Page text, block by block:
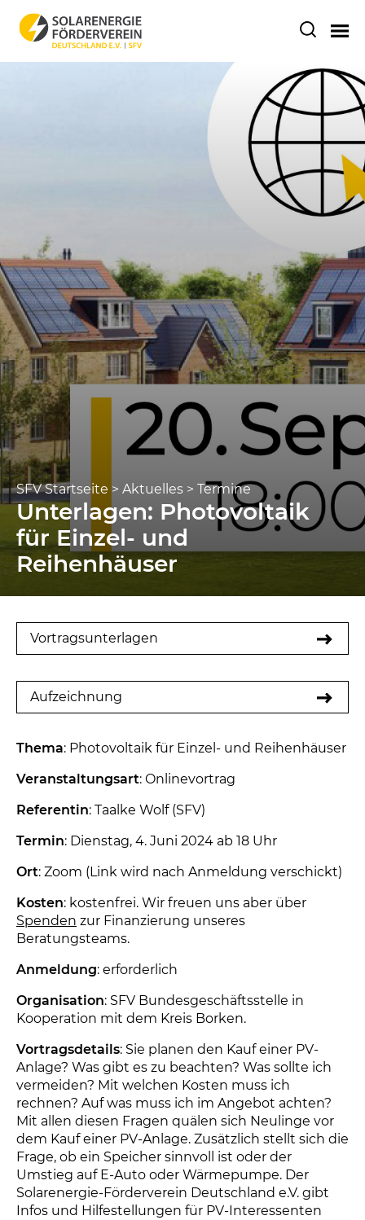
SFV Startseite > Aktuelles > Termine
Unterlagen: Photovoltaik
für Einzel- und
Reihenhäuser
Vortragsunterlagen
Aufzeichnung
Thema: Photovoltaik für Einzel- und Reihenhäuser
Veranstaltungsart: Onlinevortrag
Referentin: Taalke Wolf (SFV)
Termin: Dienstag, 4. Juni 2024 ab 18 Uhr
Ort: Zoom (Link wird nach Anmeldung verschickt)
Kosten: kostenfrei. Wir freuen uns aber über
Spenden zur Finanzierung unseres
Beratungsteams.
Anmeldung: erforderlich
Organisation: SFV Bundesgeschäftsstelle in
Kooperation mit dem Kreis Borken.
Vortragsdetails: Sie planen den Kauf einer PV-
Anlage? Was gibt es zu beachten? Was sollte ich
vermeiden? Mit welchen Kosten muss ich
rechnen? Auf was muss ich im Angebot achten?
Mit allen diesen Fragen quälen sich Neulinge vor
dem Kauf einer PV-Anlage. Zusätzlich stellt sich die
Frage, ob ein Speicher sinnvoll ist oder der
Umstieg auf E-Auto oder Wärmepumpe. Der
Solarenergie-Förderverein Deutschland e.V. gibt
Infos und Hilfestellungen für PV-Interessenten